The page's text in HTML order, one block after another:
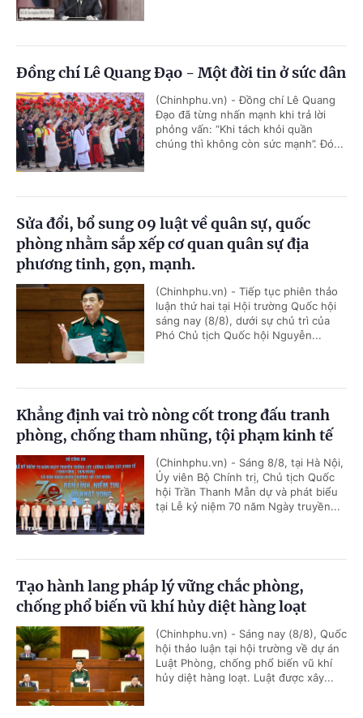
Đồng chí Lê Quang Đạo - Một đời tin ở sức dân
(Chinhphu.vn) - Đồng chí Lê Quang
Đạo đã từng nhấn mạnh khi trả lời
phỏng vấn: “Khi tách khỏi quần
chúng thì không còn sức mạnh”. Đó...
Sửa đổi, bổ sung 09 luật về quân sự, quốc
phòng nhằm sắp xếp cơ quan quân sự địa
phương tinh, gọn, mạnh.
(Chinhphu.vn) - Tiếp tục phiên thảo
luận thứ hai tại Hội trường Quốc hội
sáng nay (8/8), dưới sự chủ trì của
Phó Chủ tịch Quốc hội Nguyễn...
Khẳng định vai trò nòng cốt trong đấu tranh
phòng, chống tham nhũng, tội phạm kinh tế
(Chinhphu.vn) - Sáng 8/8, tại Hà Nội,
Ủy viên Bộ Chính trị, Chủ tịch Quốc
hội Trần Thanh Mẫn dự và phát biểu
tại Lễ kỷ niệm 70 năm Ngày truyền...
Tạo hành lang pháp lý vững chắc phòng,
chống phổ biến vũ khí hủy diệt hàng loạt
(Chinhphu.vn) - Sáng nay (8/8), Quốc
hội thảo luận tại hội trường về dự án
Luật Phòng, chống phổ biến vũ khí
hủy diệt hàng loạt. Luật được xây...